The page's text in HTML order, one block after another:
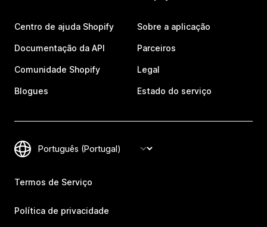
Centro de ajuda Shopify
Documentação da API
Comunidade Shopify
Blogues
Sobre a aplicação
Parceiros
Legal
Estado do serviço
Termos de Serviço
Política de privacidade